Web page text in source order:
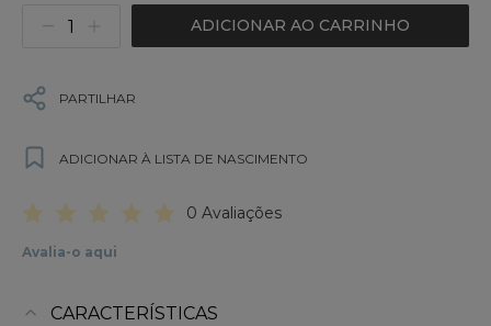
ADICIONAR AO CARRINHO
PARTILHAR
ADICIONAR À LISTA DE NASCIMENTO
0 Avaliações
Avalia-o aqui
CARACTERÍSTICAS